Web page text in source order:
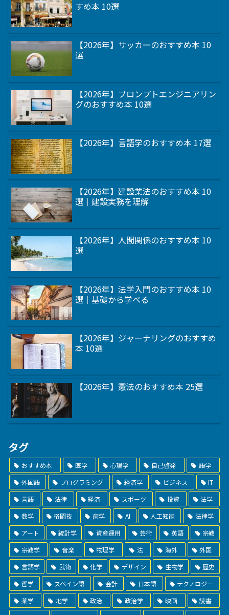
すめ本 10選
【2026年】サッカーのおすすめ本 10
選
【2026年】プロンプトエンジニアリン
グのおすすめ本 10選
【2026年】言語学のおすすめ本 17選
【2026年】建設業法のおすすめ本 10
選｜建設実務を理解
【2026年】人間関係のおすすめ本 10
選
【2026年】法学入門のおすすめ本 10
選｜基礎から学べる
【2026年】ジャーナリングのおすすめ
本 10選
【2026年】憲法のおすすめ本 25選
タグ
おすすめ本 医学 心理学 自己啓発
語学
外国語
プログラミング 経済学 ビジネス
IT
言語
法律 経済 スポーツ 投資
法学
数学
格闘技 歯学 AI 人工知能
法律学
アート
統計学 資産運用 芸術 英語
宗教
宗教学
音楽 物理学 法 海外
外国
言語学
武術 化学 デザイン 生物学
歴史
哲学
スペイン語 会計 日本語
テクノロジー
薬学
地学 政治 政治学 映画
読書